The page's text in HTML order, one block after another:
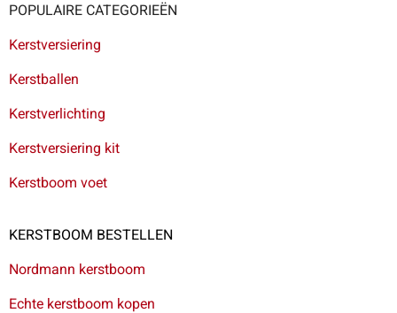
POPULAIRE CATEGORIEËN
Kerstversiering
Kerstballen
Kerstverlichting
Kerstversiering kit
Kerstboom voet
KERSTBOOM BESTELLEN
Nordmann kerstboom
Echte kerstboom kopen